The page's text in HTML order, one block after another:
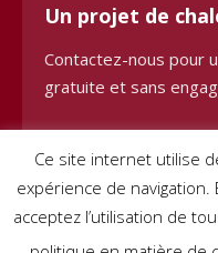
Un projet de
Contactez-nous pour
gratuite et sans
Demander une
Ce site internet utilise
expérience de
acceptez l’utilisation de